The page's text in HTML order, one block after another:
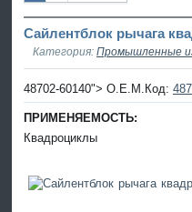
д
ед
Сайлентблок рычага
Категория: Промышленные
48702-60140"> O.E.M.Код:
ПРИМЕНЯЕМОСТЬ:
Квадроциклы